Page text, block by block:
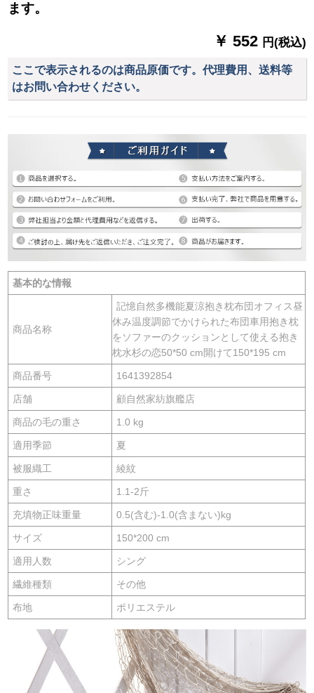
ます。
￥ 552 円(税込)
ここで表示されるのは商品原価です。代理費用、送料等
はお問い合わせください。
基本的な情報
商品名称
記憶自然多機能夏涼抱き枕布団オフィス昼
休み温度調節でかけられた布団車用抱き枕
をソファーのクッションとして使える抱き
枕水杉の恋50*50 cm開けて150*195 cm
商品番号 1641392854
店舗 顧自然家紡旗艦店
商品の毛の重さ 1.0 kg
適用季節 夏
被服織工 綾紋
重さ 1.1-2斤
充填物正味重量 0.5(含む)-1.0(含まない)kg
サイズ 150*200 cm
適用人数 シング
繊維種類 その他
布地 ポリエステル